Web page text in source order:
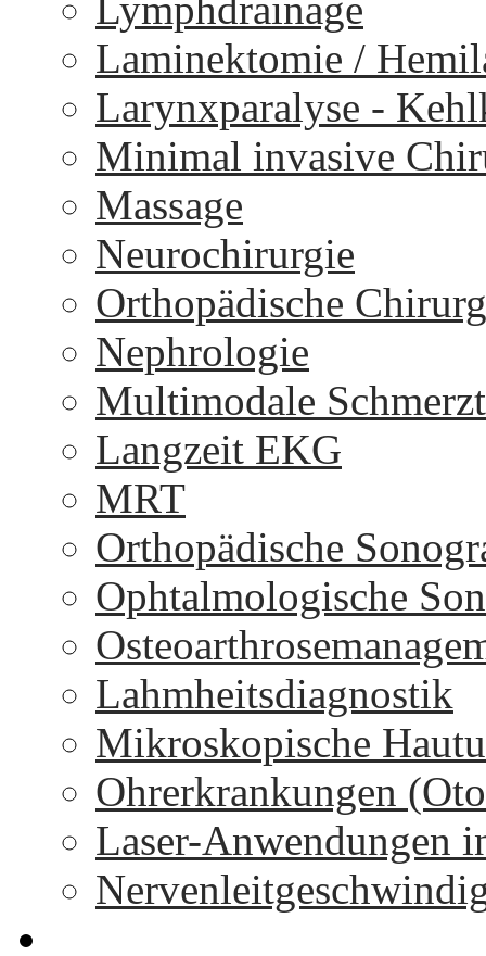
Laminektomie /
Larynxparalyse -
Minimal invasive
Massage
Neurochirurgie
Orthopädische
Nephrologie
Multimodale
Langzeit EKG
MRT
Orthopädische
Ophtalmologische
Lahmheitsdiagnostik
Mikroskopische
Ohrerkrankungen
Laser-Anwendungen